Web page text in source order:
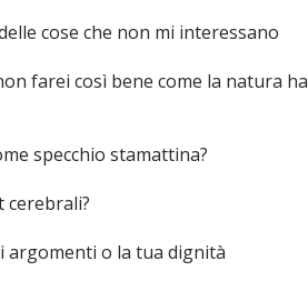
cose che non mi interessano
farei così bene come la natura ha
specchio stamattina?
cerebrali?
argomenti o la tua dignità